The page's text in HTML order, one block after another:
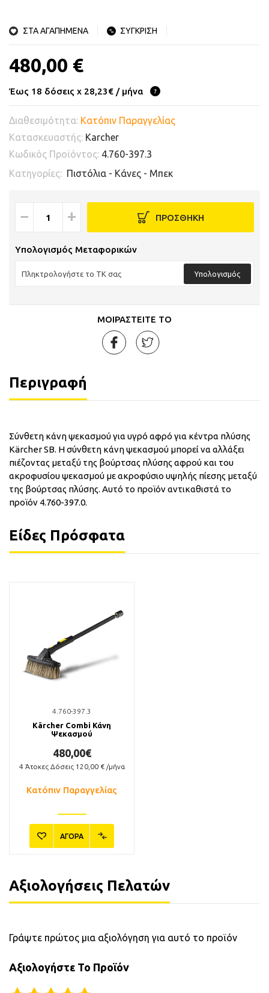
ΣΤΑ ΑΓΑΠΗΜΕΝΑ ΣΥΓΚΡΙΣΗ
480,00 €
Έως 18 δόσεις x 28,23€ / μήνα
Διαθεσιμότητα: Κατόπιν Παραγγελίας
Κατασκευαστής: Karcher
Κωδικός Προϊόντος: 4.760-397.3
Κατηγορίες: Πιστόλια - Κάνες - Μπεκ
− + ΠΡΟΣΘΗΚΗ
Υπολογισμός Μεταφορικών
Υπολογισμός
ΜΟΙΡΑΣΤΕΙΤΕ ΤΟ
Περιγραφή
Σύνθετη κάνη ψεκασμού για υγρό αφρό για κέντρα πλύσης
Kärcher SB. Η σύνθετη κάνη ψεκασμού μπορεί να αλλάξει
πιέζοντας μεταξύ της βούρτσας πλύσης αφρού και του
ακροφυσίου ψεκασμού με ακροφύσιο υψηλής πίεσης μεταξύ
της βούρτσας πλύσης. Αυτό το προϊόν αντικαθιστά το
προϊόν 4.760-397.0.
Είδες Πρόσφατα
4.760-397.3
Kärcher Combi Κάνη
Ψεκασμού
480,00€
4 Άτοκες Δόσεις 120,00€ /μήνα
Κατόπιν Παραγγελίας
ΑΓΟΡΑ
Αξιολογήσεις Πελατών
Γράψτε πρώτος μια αξιολόγηση για αυτό το προϊόν
Αξιολογήστε Το Προϊόν